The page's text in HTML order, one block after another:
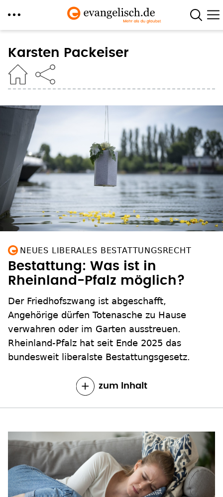
zum
Inhalt
Karsten Packeiser
NEUES LIBERALES BESTATTUNGSRECHT
Bestattung: Was ist in
Rheinland-Pfalz möglich?
Der Friedhofszwang ist abgeschafft,
Angehörige dürfen Totenasche zu Hause
verwahren oder im Garten ausstreuen.
Rheinland-Pfalz hat seit Ende 2025 das
bundesweit liberalste Bestattungsgesetz.
zum Inhalt